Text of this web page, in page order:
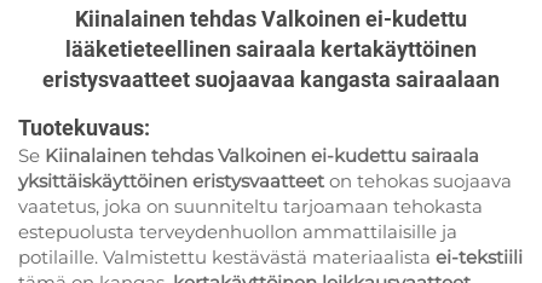
Kiinalainen tehdas Valkoinen ei-kudettu
lääketieteellinen sairaala kertakäyttöinen
eristysvaatteet suojaavaa kangasta sairaalaan
Tuotekuvaus:
Se Kiinalainen tehdas Valkoinen ei-kudettu sairaala
yksittäiskäyttöinen eristysvaatteet on tehokas suojaava
vaatetus, joka on suunniteltu tarjoamaan tehokasta
estepuolusta terveydenhuollon ammattilaisille ja
potilaille. Valmistettu kestävästä materiaalista ei-tekstiili